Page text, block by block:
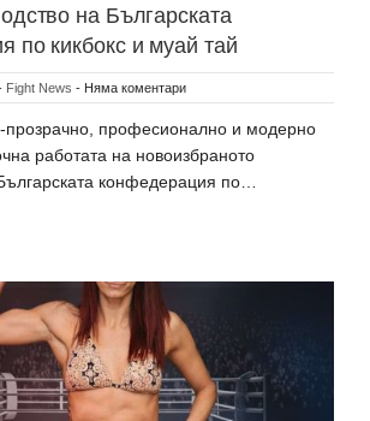
на Българската
по кикбокс и муай тай
Fight News - Няма коментари
професионално и модерно
работата на новоизбраното
конфедерация по…